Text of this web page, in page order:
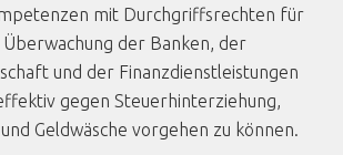
mit Durchgriffsrechten für
Überwachung der Banken, der
und der Finanzdienstleistungen
gegen Steuerhinterziehung,
Geldwäsche vorgehen zu können.